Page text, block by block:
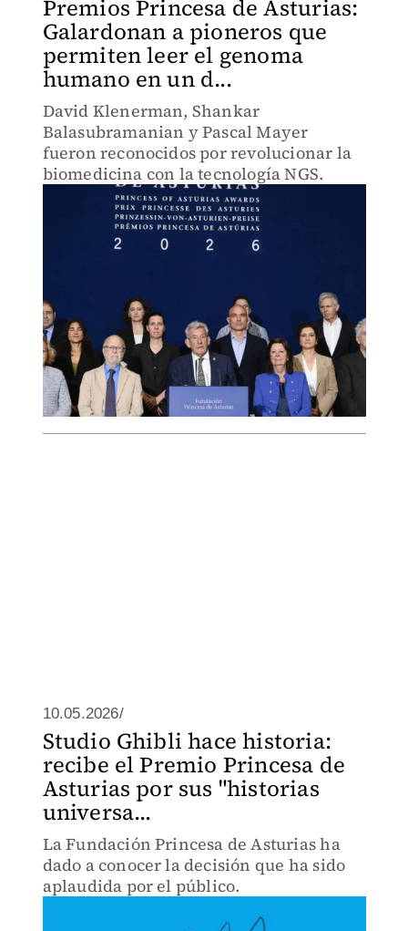
Premios Princesa de Asturias:
Galardonan a pioneros que
permiten leer el genoma
humano en un d...
David Klenerman, Shankar
Balasubramanian y Pascal Mayer
fueron reconocidos por revolucionar la
biomedicina con la tecnología NGS.
10.05.2026/
Studio Ghibli hace historia:
recibe el Premio Princesa de
Asturias por sus "historias
universa...
La Fundación Princesa de Asturias ha
dado a conocer la decisión que ha sido
aplaudida por el público.